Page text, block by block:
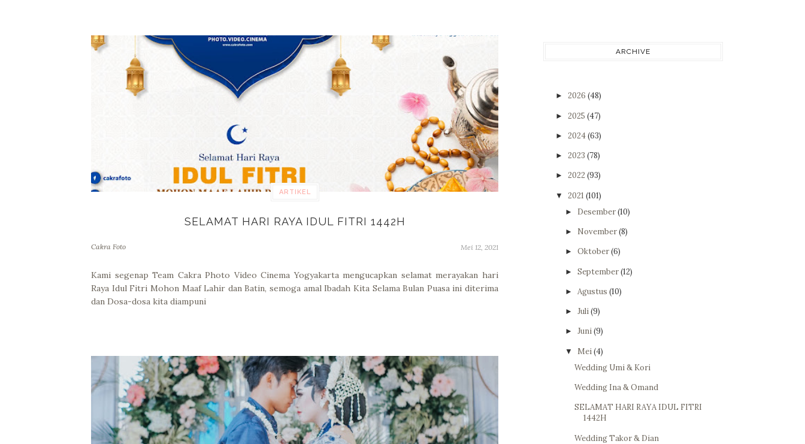
ARTIKEL
SELAMAT HARI RAYA IDUL FITRI 1442H
Cakra Foto Mei 12, 2021
Kami segenap Team Cakra Photo Video Cinema Yogyakarta mengucapkan selamat merayakan hari
Raya Idul Fitri Mohon Maaf Lahir dan Batin, semoga amal Ibadah Kita Selama Bulan Puasa ini diterima
dan Dosa-dosa kita diampuni
ARCHIVE
► 2026 (48)
► 2025 (47)
► 2024(63)
► 2023 (78)
► 2022 (93)
▼ 2021 (101)
► Desember(10)
► November(8)
► Oktober(6)
► September(12)
► Agustus (10)
► Juli(9)
► Juni(9)
▼ Mei(4)
Wedding Umi & Kori
Wedding Ina & Omand
SELAMAT HARI RAYA IDUL FITRI
1442H
Wedding Takor & Dian